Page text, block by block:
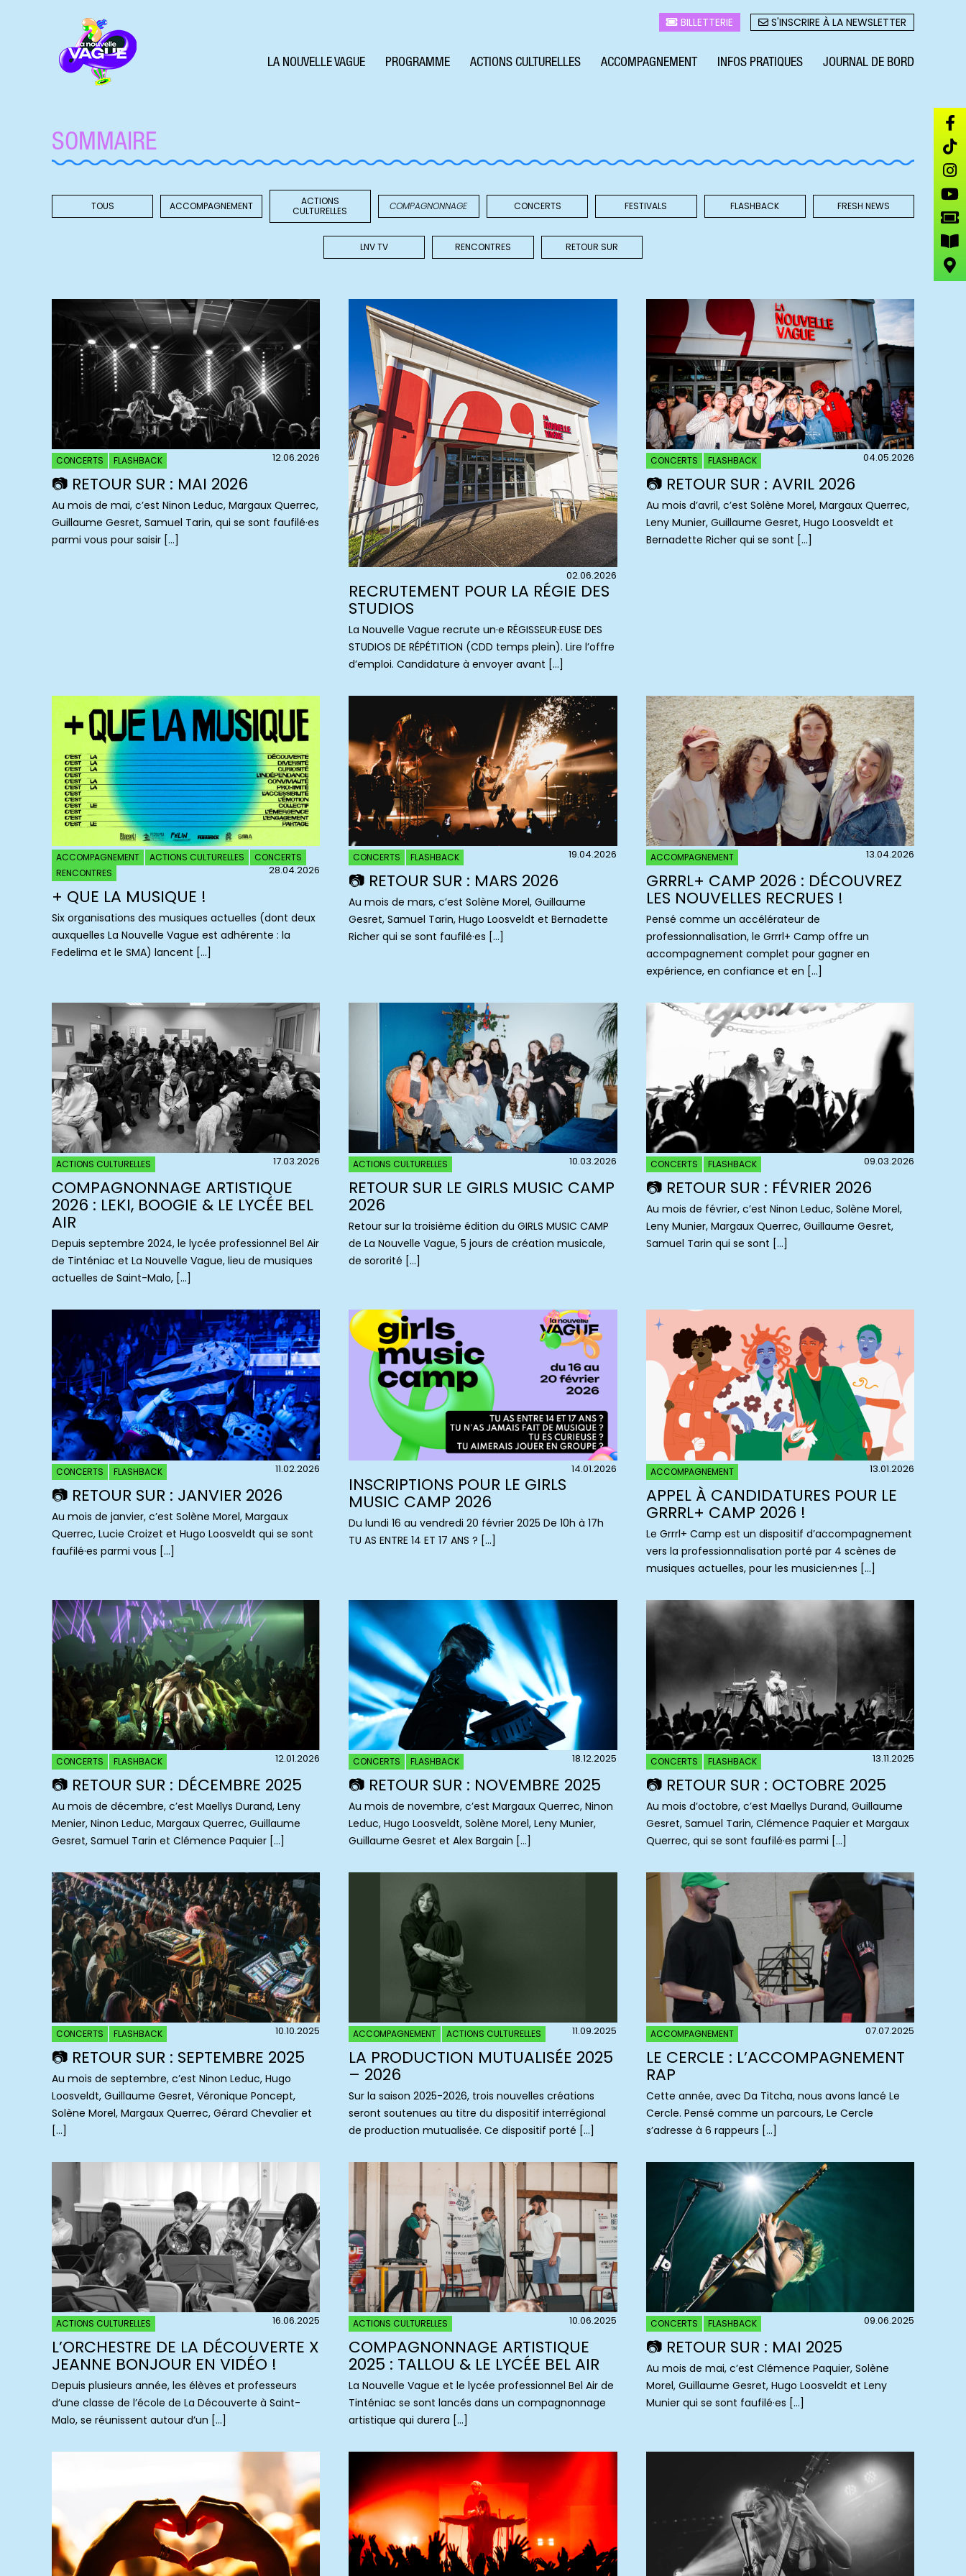
BILLETTERIE S'INSCRIRE À LA NEWSLETTER
LA NOUVELLE VAGUE PROGRAMME ACTIONS CULTURELLES ACCOMPAGNEMENT INFOS PRATIQUES JOURNAL DE BORD
SOMMAIRE
TOUS ACCOMPAGNEMENT
ACTIONS
CULTURELLES
COMPAGNONNAGE CONCERTS FESTIVALS FLASHBACK FRESH NEWS
LNV TV RENCONTRES RETOUR SUR
CONCERTS FLASHBACK 12.06.2026
📷 RETOUR SUR : MAI 2026
Au mois de mai, c’est Ninon Leduc, Margaux Querrec,
Guillaume Gesret, Samuel Tarin, qui se sont faufilé·es
parmi vous pour saisir […]
02.06.2026
RECRUTEMENT POUR LA RÉGIE DES
STUDIOS
La Nouvelle Vague recrute un·e RÉGISSEUR·EUSE DES
STUDIOS DE RÉPÉTITION (CDD temps plein). Lire l’offre
d’emploi. Candidature à envoyer avant […]
CONCERTS FLASHBACK 04.05.2026
📷 RETOUR SUR : AVRIL 2026
Au mois d’avril, c’est Solène Morel, Margaux Querrec,
Leny Munier, Guillaume Gesret, Hugo Loosveldt et
Bernadette Richer qui se sont […]
ACCOMPAGNEMENT ACTIONS CULTURELLES
CONCERTS
RENCONTRES
28.04.2026
+ QUE LA MUSIQUE !
Six organisations des musiques actuelles (dont deux
auxquelles La Nouvelle Vague est adhérente : la
Fedelima et le SMA) lancent […]
CONCERTS FLASHBACK 19.04.2026
📷 RETOUR SUR : MARS 2026
Au mois de mars, c’est Solène Morel, Guillaume
Gesret, Samuel Tarin, Hugo Loosveldt et Bernadette
Richer qui se sont faufilé·es […]
ACCOMPAGNEMENT 13.04.2026
GRRRL+ CAMP 2026 : DÉCOUVREZ
LES NOUVELLES RECRUES !
Pensé comme un accélérateur de
professionnalisation, le Grrrl+ Camp offre un
accompagnement complet pour gagner en
expérience, en confiance et en […]
ACTIONS CULTURELLES 17.03.2026
COMPAGNONNAGE ARTISTIQUE
2026 : LEKI, BOOGIE & LE LYCÉE BEL
AIR
Depuis septembre 2024, le lycée professionnel Bel Air
de Tinténiac et La Nouvelle Vague, lieu de musiques
actuelles de Saint-Malo, […]
ACTIONS CULTURELLES 10.03.2026
RETOUR SUR LE GIRLS MUSIC CAMP
2026
Retour sur la troisième édition du GIRLS MUSIC CAMP
de La Nouvelle Vague, 5 jours de création musicale,
de sororité […]
CONCERTS FLASHBACK 09.03.2026
📷 RETOUR SUR : FÉVRIER 2026
Au mois de février, c’est Ninon Leduc, Solène Morel,
Leny Munier, Margaux Querrec, Guillaume Gesret,
Samuel Tarin qui se sont […]
CONCERTS FLASHBACK 11.02.2026
📷 RETOUR SUR : JANVIER 2026
Au mois de janvier, c’est Solène Morel, Margaux
Querrec, Lucie Croizet et Hugo Loosveldt qui se sont
faufilé·es parmi vous […]
14.01.2026
INSCRIPTIONS POUR LE GIRLS
MUSIC CAMP 2026
Du lundi 16 au vendredi 20 février 2025 De 10h à 17h
TU AS ENTRE 14 ET 17 ANS ? […]
ACCOMPAGNEMENT 13.01.2026
APPEL À CANDIDATURES POUR LE
GRRRL+ CAMP 2026 !
Le Grrrl+ Camp est un dispositif d’accompagnement
vers la professionnalisation porté par 4 scènes de
musiques actuelles, pour les musicien·nes […]
CONCERTS FLASHBACK 12.01.2026
📷 RETOUR SUR : DÉCEMBRE 2025
Au mois de décembre, c’est Maellys Durand, Leny
Menier, Ninon Leduc, Margaux Querrec, Guillaume
Gesret, Samuel Tarin et Clémence Paquier […]
CONCERTS FLASHBACK 18.12.2025
📷 RETOUR SUR : NOVEMBRE 2025
Au mois de novembre, c’est Margaux Querrec, Ninon
Leduc, Hugo Loosveldt, Solène Morel, Leny Munier,
Guillaume Gesret et Alex Bargain […]
CONCERTS FLASHBACK 13.11.2025
📷 RETOUR SUR : OCTOBRE 2025
Au mois d’octobre, c’est Maellys Durand, Guillaume
Gesret, Samuel Tarin, Clémence Paquier et Margaux
Querrec, qui se sont faufilé·es parmi […]
CONCERTS FLASHBACK 10.10.2025
📷 RETOUR SUR : SEPTEMBRE 2025
Au mois de septembre, c’est Ninon Leduc, Hugo
Loosveldt, Guillaume Gesret, Véronique Poncept,
Solène Morel, Margaux Querrec, Gérard Chevalier et
[…]
ACCOMPAGNEMENT ACTIONS CULTURELLES 11.09.2025
LA PRODUCTION MUTUALISÉE 2025
– 2026
Sur la saison 2025-2026, trois nouvelles créations
seront soutenues au titre du dispositif interrégional
de production mutualisée. Ce dispositif porté […]
ACCOMPAGNEMENT 07.07.2025
LE CERCLE : L’ACCOMPAGNEMENT
RAP
Cette année, avec Da Titcha, nous avons lancé Le
Cercle. Pensé comme un parcours, Le Cercle
s’adresse à 6 rappeurs […]
ACTIONS CULTURELLES 16.06.2025
L’ORCHESTRE DE LA DÉCOUVERTE X
JEANNE BONJOUR EN VIDÉO !
Depuis plusieurs année, les élèves et professeurs
d’une classe de l’école de La Découverte à Saint-
Malo, se réunissent autour d’un […]
ACTIONS CULTURELLES 10.06.2025
COMPAGNONNAGE ARTISTIQUE
2025 : TALLOU & LE LYCÉE BEL AIR
La Nouvelle Vague et le lycée professionnel Bel Air de
Tinténiac se sont lancés dans un compagnonnage
artistique qui durera […]
CONCERTS FLASHBACK 09.06.2025
📷 RETOUR SUR : MAI 2025
Au mois de mai, c’est Clémence Paquier, Solène
Morel, Guillaume Gesret, Hugo Loosveldt et Leny
Munier qui se sont faufilé·es […]